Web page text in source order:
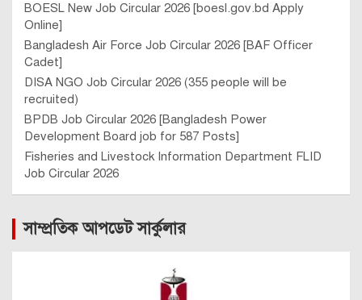
BOESL New Job Circular 2026 [boesl.gov.bd Apply
Online]
Bangladesh Air Force Job Circular 2026 [BAF Officer
Cadet]
DISA NGO Job Circular 2026 (355 people will be
recruited)
BPDB Job Circular 2026 [Bangladesh Power
Development Board job for 587 Posts]
Fisheries and Livestock Information Department FLID
Job Circular 2026
সাম্প্রতিক আপডেট সার্কুলার